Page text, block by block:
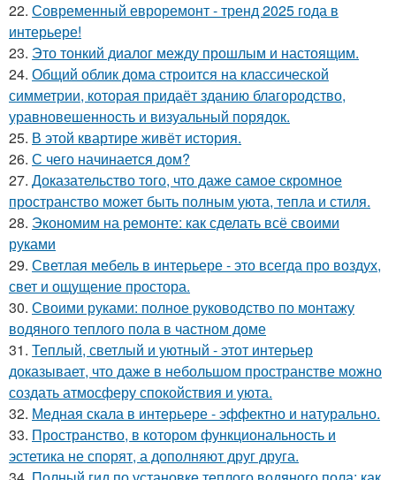
22. Современный евроремонт - тренд 2025 года в
интерьере!
23. Это тонкий диалог между прошлым и настоящим.
24. Общий облик дома строится на классической
симметрии, которая придаёт зданию благородство,
уравновешенность и визуальный порядок.
25. В этой квартире живёт история.
26. С чего начинается дом?
27. Доказательство того, что даже самое скромное
пространство может быть полным уюта, тепла и стиля.
28. Экономим на ремонте: как сделать всё своими
руками
29. Светлая мебель в интерьере - это всегда про воздух,
свет и ощущение простора.
30. Своими руками: полное руководство по монтажу
водяного теплого пола в частном доме
31. Теплый, светлый и уютный - этот интерьер
доказывает, что даже в небольшом пространстве можно
создать атмосферу спокойствия и уюта.
32. Медная скала в интерьере - эффектно и натурально.
33. Пространство, в котором функциональность и
эстетика не спорят, а дополняют друг друга.